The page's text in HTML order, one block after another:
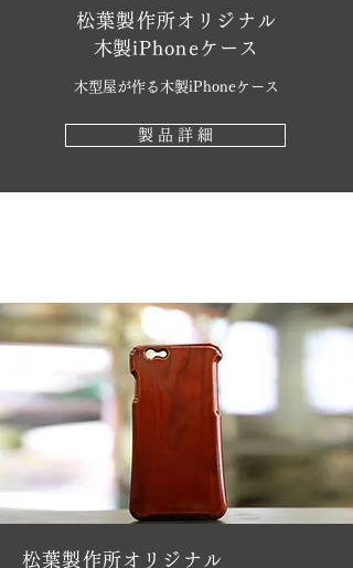
松葉製作所オリジナル
​木製iPhoneケース
木型屋が作る木製iPhoneケース
製 品 詳 細
松葉製作所オリジナル